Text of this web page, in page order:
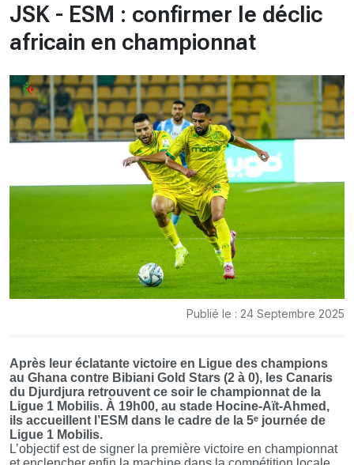
JSK - ESM : confirmer le déclic
africain en championnat
Publié le : 24 Septembre 2025
Après leur éclatante victoire en Ligue des champions
au Ghana contre Bibiani Gold Stars (2 à 0), les Canaris
du Djurdjura retrouvent ce soir le championnat de la
Ligue 1 Mobilis. À 19h00, au stade Hocine-Aït-Ahmed,
ils accueillent l’ESM dans le cadre de la 5ᵉ journée de
Ligue 1 Mobilis.
L’objectif est de signer la première victoire en championnat